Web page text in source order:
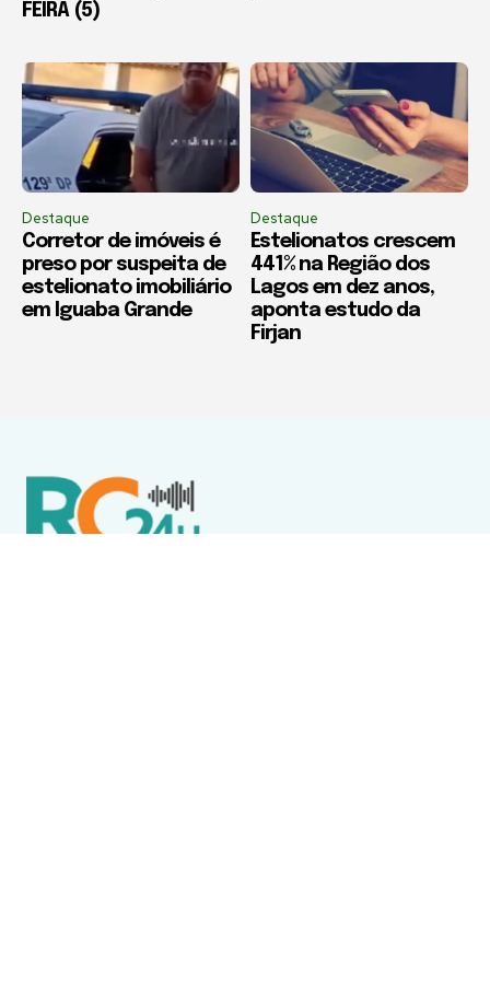
FEIRA (5)
Destaque
Corretor de imóveis é
preso por suspeita de
estelionato imobiliário
em Iguaba Grande
Destaque
Estelionatos crescem
441% na Região dos
Lagos em dez anos,
aponta estudo da
Firjan